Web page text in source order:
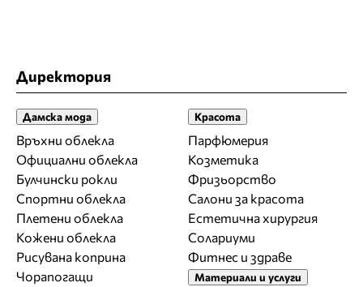
Директория
Дамска мода
Връхни облекла
Официални облекла
Булчински рокли
Спортни облекла
Плетени облекла
Кожени облекла
Рисувана коприна
Чорапогащи
Красота
Парфюмерия
Козметика
Фризьорство
Салони за красота
Естетична хирургия
Солариуми
Фитнес и здраве
Материали и услуги